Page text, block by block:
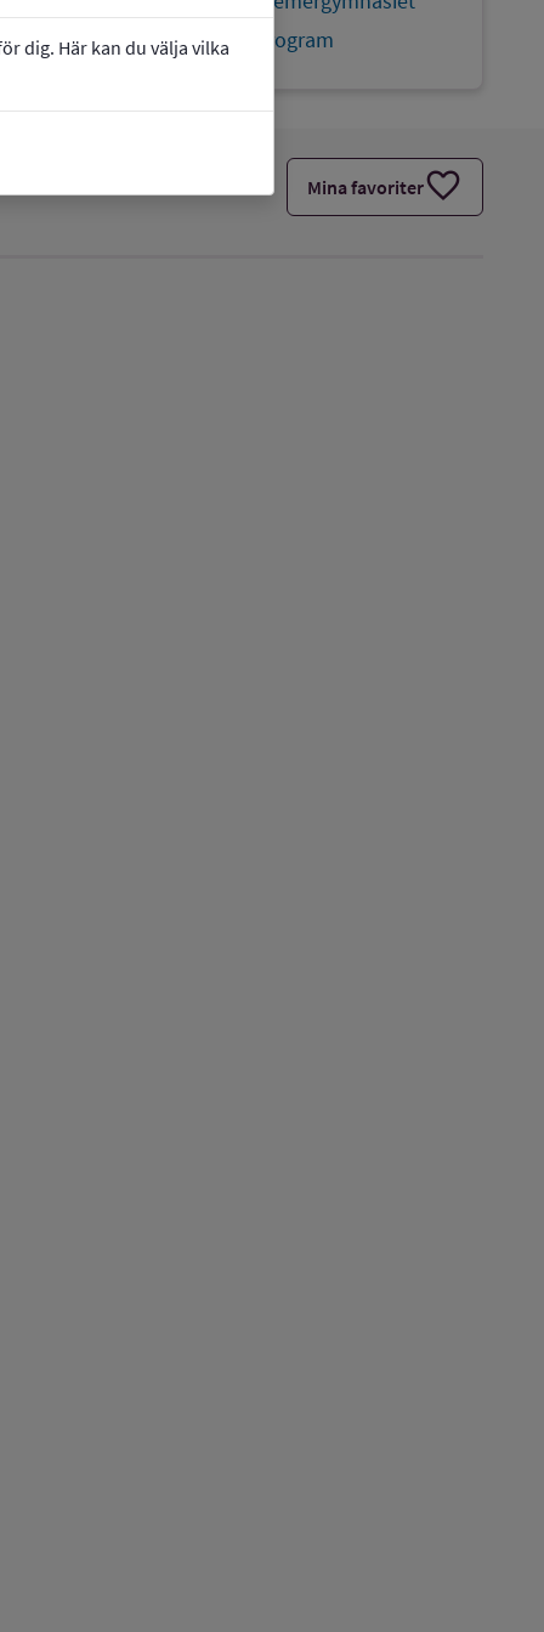
dig. Här kan du välja vilka
Högskoleförberedande program
Mina favoriterfavorite